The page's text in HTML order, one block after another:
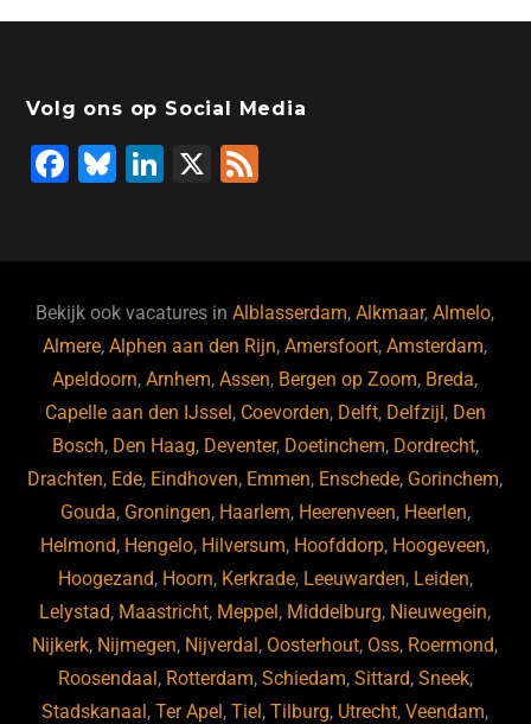
Volg ons op Social Media
F
b
o
o
k
Bl
ky
Li
dI
n
X
Bekijk ook vacatures inAlblasserdam,Alkmaar,Almelo,
Almere,Alphen aan den Rijn,Amersfoort,Amsterdam,
Apeldoorn,Arnhem,Assen, Bergen op Zoom, Breda,
Capelle aan den IJssel , Coevorden, Delft, Delfzijl , Den
Bosch, Den Haag, Deventer, Doetinchem, Dordrecht,
Drachten, Ede, Eindhoven, Emmen, Enschede, Gorinchem,
Gouda, Groningen, Haarlem, Heerenveen, Heerlen,
Helmond, Hengelo, Hilversum, Hoofddorp, Hoogeveen,
Hoogezand, Hoorn, Kerkrade, Leeuwarden, Leiden,
Lelystad, Maastricht, Meppel , Middelburg, Nieuwegein,
Nijkerk, Nijmegen, Nijverdal , Oosterhout, Oss, Roermond,
Roosendaal , Rotterdam, Schiedam, Sittard, Sneek,
Stadskanaal ,Ter Apel ,Tiel ,Tilburg, Utrecht,Veendam,